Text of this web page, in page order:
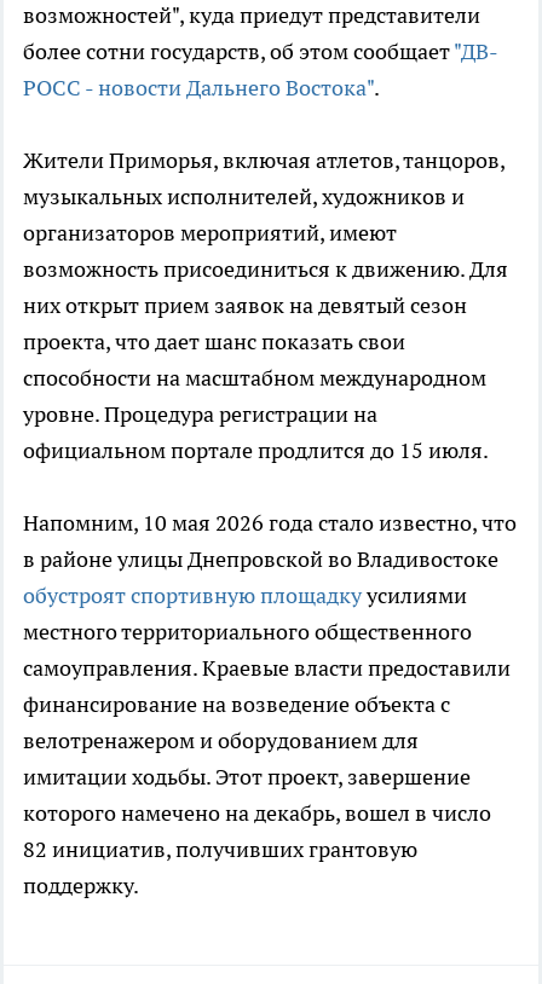
возможностей", куда приедут представители
более сотни государств, об этом сообщает"ДВ-
РОСС - новости Дальнего Востока".
Жители Приморья, включая атлетов, танцоров,
музыкальных исполнителей, художников и
организаторов мероприятий, имеют
возможность присоединиться к движению. Для
них открыт прием заявок на девятый сезон
проекта, что дает шанс показать свои
способности на масштабном международном
уровне. Процедура регистрации на
официальном портале продлится до 15 июля.
Напомним, 10 мая 2026 года стало известно, что
в районе улицы Днепровской во Владивостоке
обустроят спортивную площадкуусилиями
местного территориального общественного
самоуправления. Краевые власти предоставили
финансирование на возведение объекта с
велотренажером и оборудованием для
имитации ходьбы. Этот проект, завершение
которого намечено на декабрь, вошел в число
82 инициатив, получивших грантовую
поддержку.